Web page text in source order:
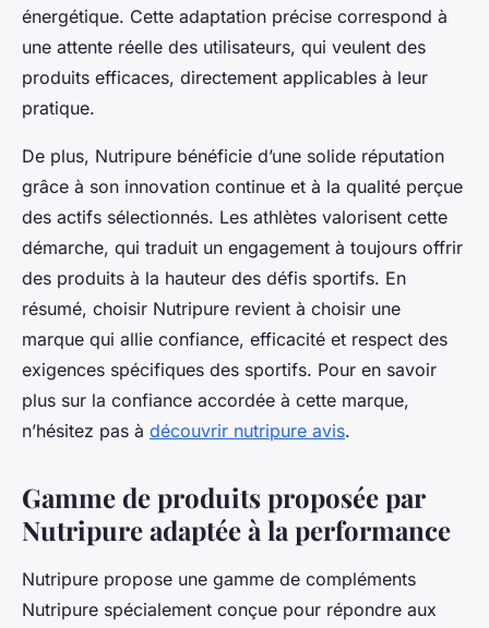
énergétique. Cette adaptation précise correspond à
une attente réelle des utilisateurs, qui veulent des
produits efficaces, directement applicables à leur
pratique.
De plus, Nutripure bénéficie d’une solide réputation
grâce à son innovation continue et à la qualité perçue
des actifs sélectionnés. Les athlètes valorisent cette
démarche, qui traduit un engagement à toujours offrir
des produits à la hauteur des défis sportifs. En
résumé, choisir Nutripure revient à choisir une
marque qui allie confiance, efficacité et respect des
exigences spécifiques des sportifs. Pour en savoir
plus sur la confiance accordée à cette marque,
n’hésitez pas à découvrir nutripure avis.
Gamme de produits proposée par
Nutripure adaptée à la performance
Nutripure propose une gamme de compléments
Nutripure spécialement conçue pour répondre aux